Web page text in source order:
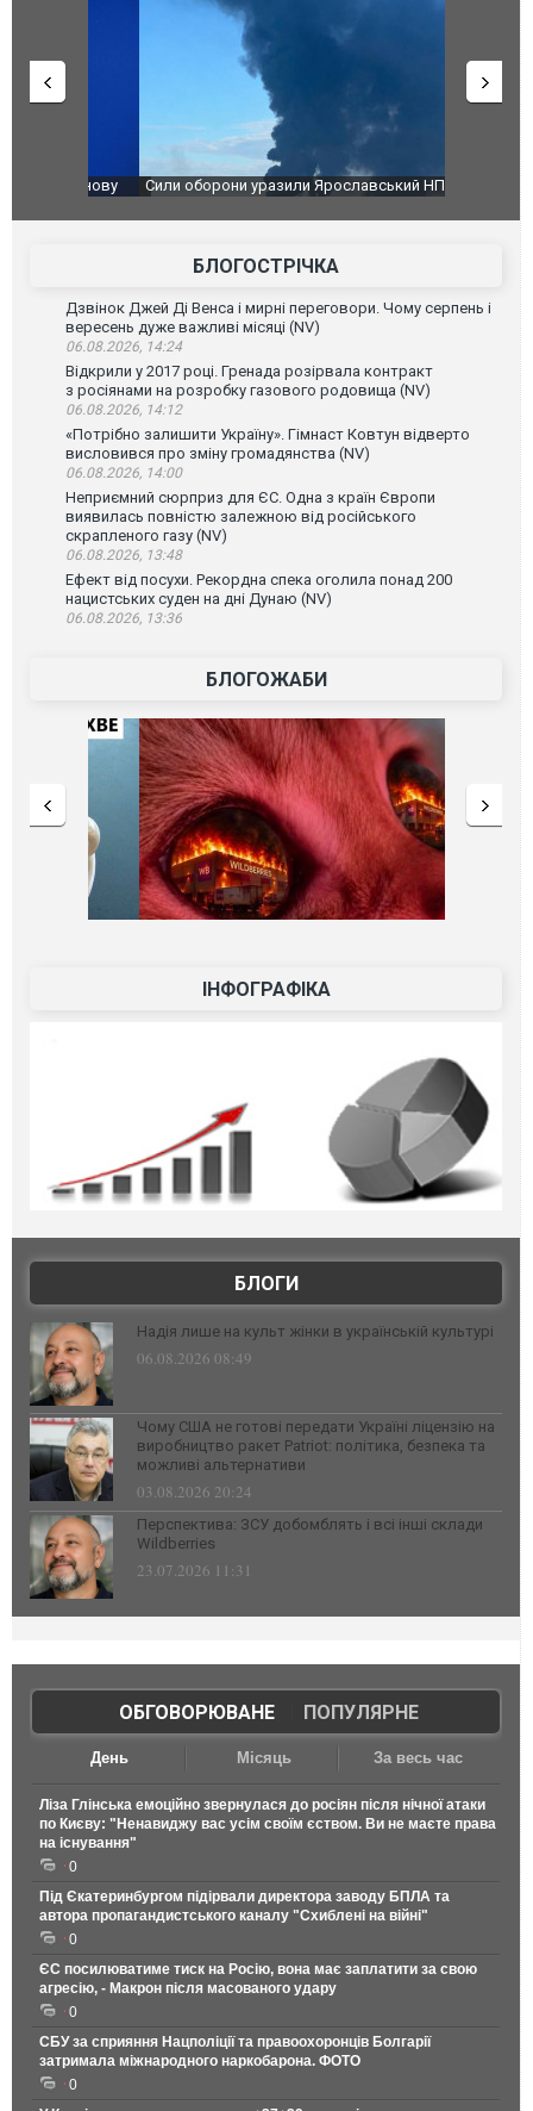
Сили оборони уразили Ярославський НПЗ:
губернатор регіону заявив про наймасштабнішу
атаку. ВІДЕО
Неймар
БЛОГОСТРІЧКА
Дзвінок Джей Ді Венса і мирні переговори. Чому серпень і
вересень дуже важливі місяці (NV)
06.08.2026, 14:24
Відкрили у 2017 році. Гренада розірвала контракт
з росіянами на розробку газового родовища (NV)
06.08.2026, 14:12
«Потрібно залишити Україну». Гімнаст Ковтун відверто
висловився про зміну громадянства (NV)
06.08.2026, 14:00
Неприємний сюрприз для ЄС. Одна з країн Європи
виявилась повністю залежною від російського
скрапленого газу (NV)
06.08.2026, 13:48
Ефект від посухи. Рекордна спека оголила понад 200
нацистських суден на дні Дунаю (NV)
06.08.2026, 13:36
БЛОГОЖАБИ
ІНФОГРАФІКА
БЛОГИ
Надія лише на культ жінки в українській культурі
06.08.2026 08:49
Чому США не готові передати Україні ліцензію на
виробництво ракет Patriot: політика, безпека та
можливі альтернативи
03.08.2026 20:24
Перспектива: ЗСУ добомблять і всі інші склади
Wildberries
23.07.2026 11:31
ОБГОВОРЮВАНЕ| ПОПУЛЯРНЕ
День Місяць За весь час
Ліза Глінська емоційно звернулася до росіян після нічної атаки
по Києву: "Ненавиджу вас усім своїм єством. Ви не маєте права
на існування"
0
Під Єкатеринбургом підірвали директора заводу БПЛА та
автора пропагандистського каналу "Схиблені на війні"
0
ЄС посилюватиме тиск на Росію, вона має заплатити за свою
агресію, - Макрон після масованого удару
0
СБУ за сприяння Нацполіції та правоохоронців Болгарії
затримала міжнародного наркобарона. ФОТО
0